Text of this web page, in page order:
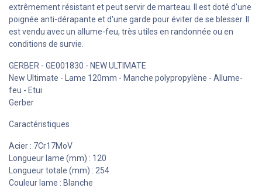
extrêmement résistant et peut servir de marteau. Il est doté d'une
poignée anti-dérapante et d'une garde pour éviter de se blesser. Il
est vendu avec un allume-feu, très utiles en randonnée ou en
conditions de survie.
GERBER - GE001830 - NEW ULTIMATE
New Ultimate - Lame 120mm - Manche polypropylène - Allume-
feu - Etui
Gerber
Caractéristiques
Acier : 7Cr17MoV
Longueur lame (mm) : 120
Longueur totale (mm) : 254
Couleur lame : Blanche